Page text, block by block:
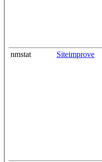
nmstat Siteimprove